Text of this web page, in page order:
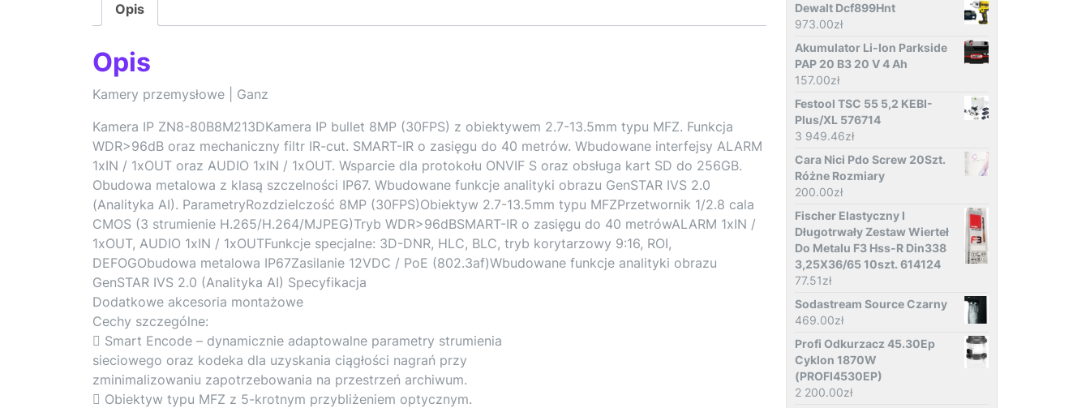
Opis
Opis
Kamery przemysłowe | Ganz
Kamera IP ZN8-80B8M213DKamera IP bullet 8MP (30FPS) z obiektywem 2.7-13.5mm typu MFZ. Funkcja
WDR>96dB oraz mechaniczny filtr IR-cut. SMART-IR o zasięgu do 40 metrów. Wbudowane interfejsy ALARM
1xIN / 1xOUT oraz AUDIO 1xIN / 1xOUT. Wsparcie dla protokołu ONVIF S oraz obsługa kart SD do 256GB.
Obudowa metalowa z klasą szczelności IP67. Wbudowane funkcje analityki obrazu GenSTAR IVS 2.0
(Analityka AI). ParametryRozdzielczość 8MP (30FPS)Obiektyw 2.7-13.5mm typu MFZPrzetwornik 1/2.8 cala
CMOS (3 strumienie H.265/H.264/MJPEG)Tryb WDR>96dBSMART-IR o zasięgu do 40 metrówALARM 1xIN /
1xOUT, AUDIO 1xIN / 1xOUTFunkcje specjalne: 3D-DNR, HLC, BLC, tryb korytarzowy 9:16, ROI,
DEFOGObudowa metalowa IP67Zasilanie 12VDC / PoE (802.3af)Wbudowane funkcje analityki obrazu
GenSTAR IVS 2.0 (Analityka AI) Specyfikacja
Dodatkowe akcesoria montażowe
Cechy szczególne:
 Smart Encode – dynamicznie adaptowalne parametry strumienia
sieciowego oraz kodeka dla uzyskania ciągłości nagrań przy
zminimalizowaniu zapotrzebowania na przestrzeń archiwum.
 Obiektyw typu MFZ z 5-krotnym przybliżeniem optycznym.
Dewalt Dcf899Hnt
973.00zł
Akumulator Li-Ion Parkside
PAP 20 B3 20 V 4 Ah
157.00zł
Festool TSC 55 5,2 KEBI-
Plus/XL 576714
3 949.46zł
Cara Nici Pdo Screw 20Szt.
Różne Rozmiary
200.00zł
Fischer Elastyczny I
Długotrwały Zestaw Wierteł
Do Metalu F3 Hss-R Din338
3,25X36/65 10szt. 614124
77.51zł
Sodastream Source Czarny
469.00zł
Profi Odkurzacz 45.30Ep
Cyklon 1870W
(PROFI4530EP)
2 200.00zł